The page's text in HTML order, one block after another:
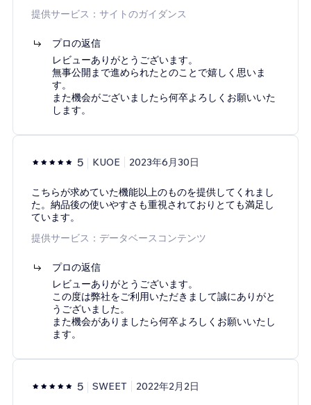
提供サービス：サイトのガイダンス
プロの返信
レビューありがとうございます。
無事公開まで進められたとのことで嬉しく思いま
す。
また機会がございましたら何卒よろしくお願いいた
します。
5 KUOE 2023年6月30日
こちらが求めていた機能以上のものを提供してくれまし
た。納品後の使いやすさも重視されておりとても満足し
ています。
提供サービス：データベースコンテンツ
プロの返信
レビューありがとうございます。
この度は弊社をご利用いただきまして誠にありがと
うございました。
また機会がありましたら何卒よろしくお願いいたし
ます。
5 SWEET 2022年2月2日